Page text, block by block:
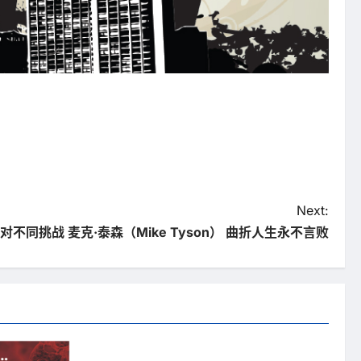
Next:
不同挑战 麦克·泰森（Mike Tyson） 曲折人生永不言败